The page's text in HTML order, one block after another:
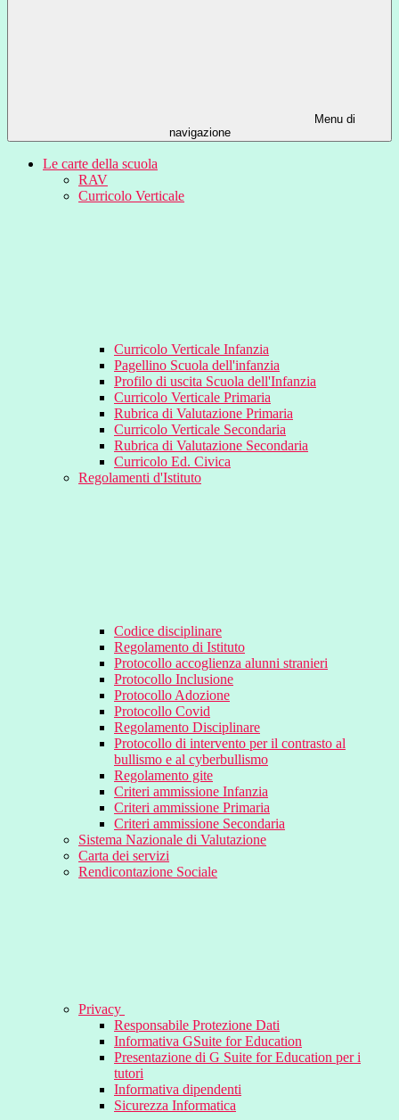
Menu di
navigazione
Le carte della scuola
RAV
Curricolo Verticale
Curricolo Verticale Infanzia
Pagellino Scuola dell'infanzia
Profilo di uscita Scuola dell'Infanzia
Curricolo Verticale Primaria
Rubrica di Valutazione Primaria
Curricolo Verticale Secondaria
Rubrica di Valutazione Secondaria
Curricolo Ed. Civica
Regolamenti d'Istituto
Codice disciplinare
Regolamento di Istituto
Protocollo accoglienza alunni stranieri
Protocollo Inclusione
Protocollo Adozione
Protocollo Covid
Regolamento Disciplinare
Protocollo di intervento per il contrasto al
bullismo e al cyberbullismo
Regolamento gite
Criteri ammissione Infanzia
Criteri ammissione Primaria
Criteri ammissione Secondaria
Sistema Nazionale di Valutazione
Carta dei servizi
Rendicontazione Sociale
Privacy
Responsabile Protezione Dati
Informativa GSuite for Education
Presentazione di G Suite for Education per i
tutori
Informativa dipendenti
Sicurezza Informatica